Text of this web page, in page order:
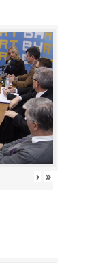
› »